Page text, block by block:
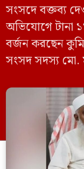
সংসদে বক্তব্য
অভিযোগে টানা
বর্জন করছেন
সংসদ সদস্য মো.
রুলিং ও
পর্যন্ত তিনি
বলেন, ‘আমাকে
স্পিকার ফোন